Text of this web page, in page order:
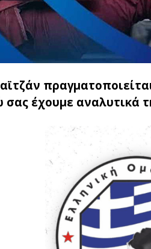
έχουμε αναλυτικά